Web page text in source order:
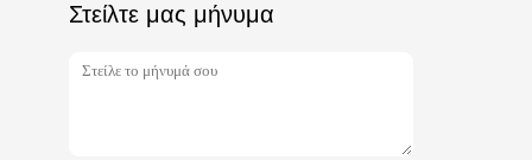
Στείλτε μας μήνυμα